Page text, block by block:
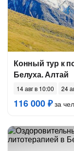
Конный тур к
Белуха. Алтай
14 авг в 10:00 24
116 000 ₽за